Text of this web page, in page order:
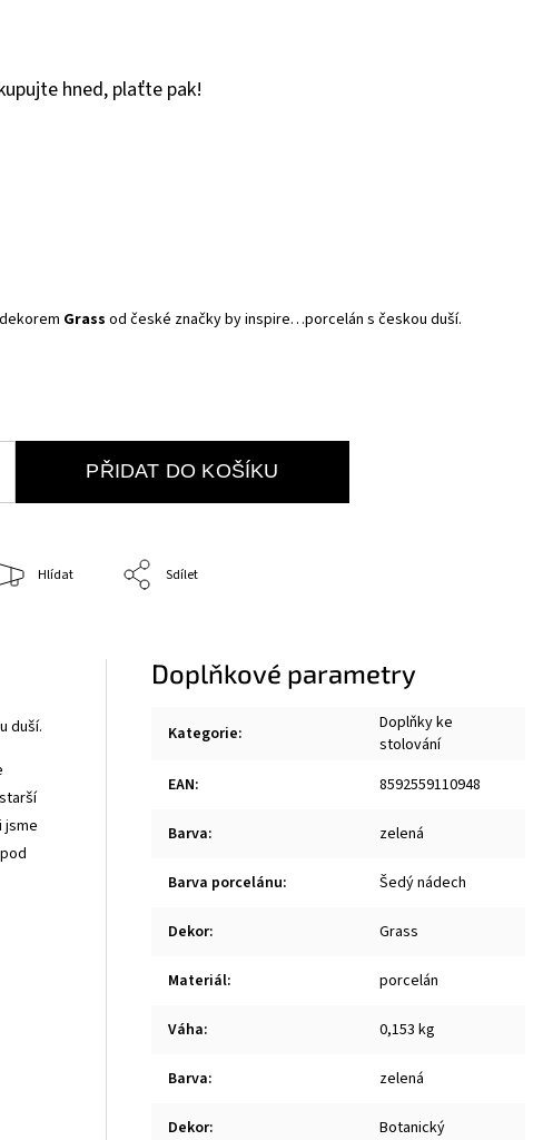
hned, plaťte pak!
Grass od české značky by inspire…porcelán s českou duší.
PŘIDAT DO KOŠÍKU
Hlídat Sdílet
duší.
jsme
Doplňkové parametry
Kategorie:
Doplňky ke
stolování
EAN: 8592559110948
Barva: zelená
Barva porcelánu: Šedý nádech
Dekor: Grass
Materiál: porcelán
Váha: 0,153 kg
Barva: zelená
Dekor: Botanický